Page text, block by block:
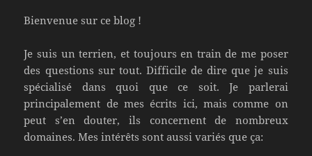
Bienvenue sur ce blog !
Je suis un terrien, et toujours en train de me poser
des questions sur tout. Difficile de dire que je suis
spécialisé dans quoi que ce soit. Je parlerai
principalement de mes écrits ici, mais comme on
peut s’en douter, ils concernent de nombreux
domaines. Mes intérêts sont aussi variés que ça: